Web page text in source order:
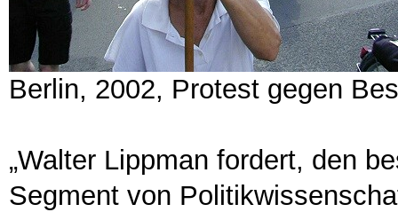
Berlin, 2002, Protest gegen
„Walter Lippman fordert, den
Segment von